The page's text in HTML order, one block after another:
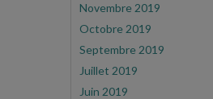
Novembre 2019
Octobre 2019
Septembre 2019
Juillet 2019
Juin 2019